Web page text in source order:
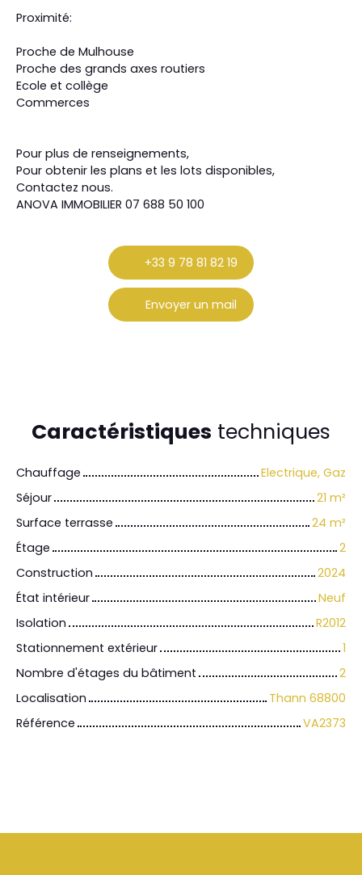
Proximité:
Proche de Mulhouse
Proche des grands axes routiers
Ecole et collège
Commerces
Pour plus de renseignements,
Pour obtenir les plans et les lots disponibles,
Contactez nous.
ANOVA IMMOBILIER 07 688 50 100
+33 9 78 81 82 19
Envoyer un mail
Caractéristiques techniques
Chauffage
Electrique, Gaz
Séjour
21 m²
Surface terrasse
24 m²
Étage
2
Construction
2024
État intérieur
Neuf
Isolation
R2012
Stationnement extérieur
1
Nombre d'étages du bâtiment
2
Localisation
Thann 68800
Référence
VA2373